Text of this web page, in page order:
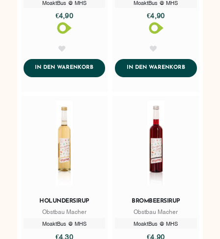
MoaktBus @ MHS
€4,90
IN DEN WARENKORBADDTOCART
MoaktBus @ MHS
€4,90
IN DEN WARENKORBADDTOCART
HOLUNDERSIRUP
Obstbau Macher
MoaktBus @ MHS
€4,30
BROMBEERSIRUP
Obstbau Macher
MoaktBus @ MHS
€4,90